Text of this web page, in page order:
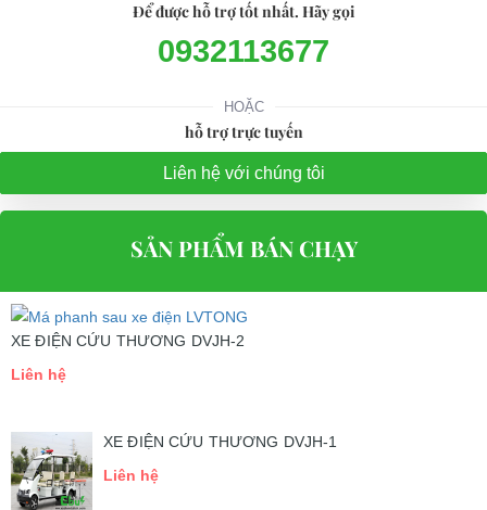
Để được hỗ trợ tốt nhất. Hãy gọi
0932113677
HOẶC
hỗ trợ trực tuyến
Liên hệ với chúng tôi
SẢN PHẨM BÁN CHẠY
XE ĐIỆN CỨU THƯƠNG DVJH-2
Liên hệ
XE ĐIỆN CỨU THƯƠNG DVJH-1
Liên hệ